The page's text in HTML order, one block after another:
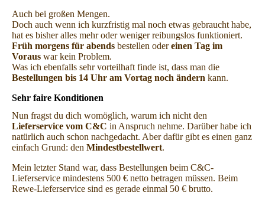
Auch bei großen Mengen.
Doch auch wenn ich kurzfristig mal noch etwas gebraucht habe,
hat es bisher alles mehr oder weniger reibungslos funktioniert.
Früh morgens für abends bestellen odereinen Tag im
Voraus war kein Problem.
Was ich ebenfalls sehr vorteilhaft finde ist, dass man die
Bestellungen bis 14 Uhr am Vortag noch ändern kann.
Sehr faire Konditionen
Nun fragst du dich womöglich, warum ich nicht den
Lieferservice vom C&C in Anspruch nehme. Darüber habe ich
natürlich auch schon nachgedacht. Aber dafür gibt es einen ganz
einfach Grund: den Mindestbestellwert.
Mein letzter Stand war, dass Bestellungen beim C&C-
Lieferservice mindestens 500 € netto betragen müssen. Beim
Rewe-Lieferservice sind es gerade einmal 50 € brutto.